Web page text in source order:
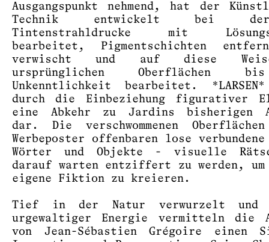
Ausgangspunkt nehmend, hat der
Technik entwickelt bei
Tintenstrahldrucke mit
bearbeitet, Pigmentschichten
verwischt und auf diese
ursprünglichen Oberflächen
Unkenntlichkeit bearbeitet.
durch die Einbeziehung figurativer
eine Abkehr zu Jardins bisherigen
dar. Die verschwommenen
Werbeposter offenbaren lose verbundene
Wörter und Objekte - visuelle
darauf warten entziffert zu werden,
eigene Fiktion zu kreieren.
Tief in der Natur verwurzelt und
urgewaltiger Energie vermitteln die
von Jean-Sébastien Grégoire einen